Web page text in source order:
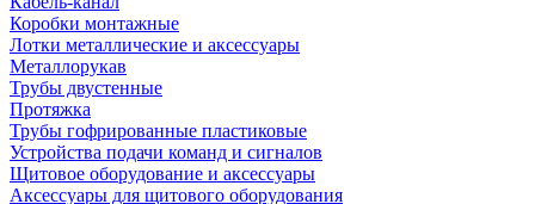
Коробки монтажные
Лотки металлические и аксессуары
Металлорукав
Трубы двустенные
Протяжка
Трубы гофрированные пластиковые
Устройства подачи команд и сигналов
Щитовое оборудование и аксессуары
Аксессуары для щитового оборудования